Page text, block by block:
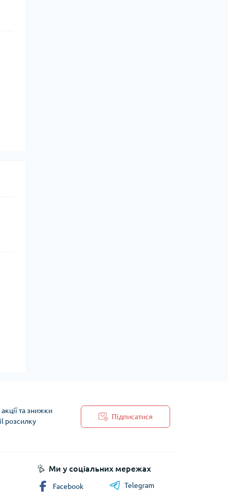
та знижки
розсилку
Підписатися
Ми у соціальних мережах
Facebook Telegram